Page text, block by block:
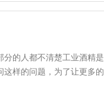
分的人都不清楚工业酒精是
这样的问题，为了让更多的